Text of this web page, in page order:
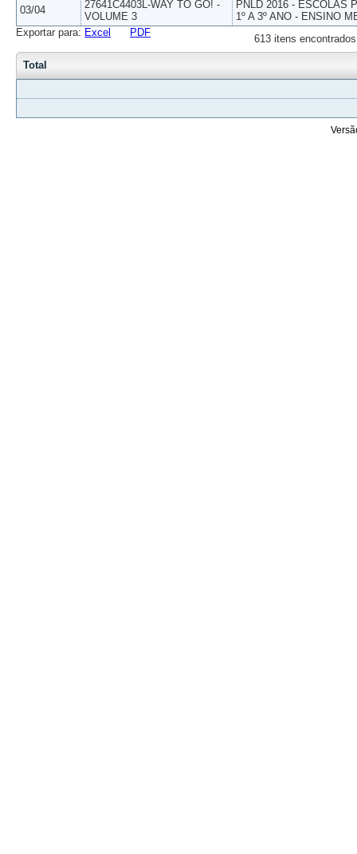
03/04
27641C4403L-WAY TO GO! -
VOLUME 3
PNLD 2016 - ESCOLAS
1º A 3º ANO - ENSINO
613 itens
Exportar para: Excel PDF
Total